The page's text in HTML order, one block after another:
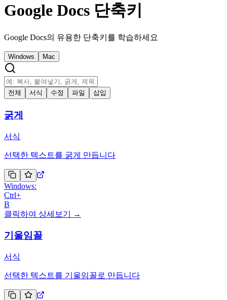
Google Docs 단축키
Google Docs의 유용한 단축키를 학습하세요
Windows Mac
전체 서식 수정 파일 삽입
굵게
서식
선택한 텍스트를 굵게 만듭니다
Windows:
Ctrl+
B
클릭하여 상세보기 →
기울임꼴
서식
선택한 텍스트를 기울임꼴로 만듭니다